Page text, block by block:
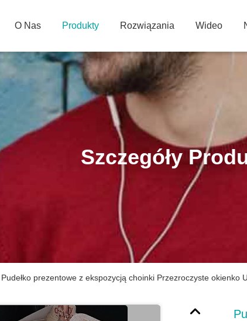
O Nas Produkty Rozwiązania Wideo
Szczegóły
Pudełko prezentowe z ekspozycją choinki Przezroczyste